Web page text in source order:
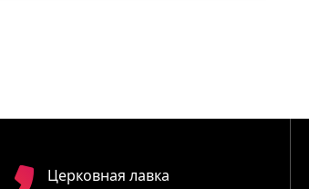
Церковная лавка